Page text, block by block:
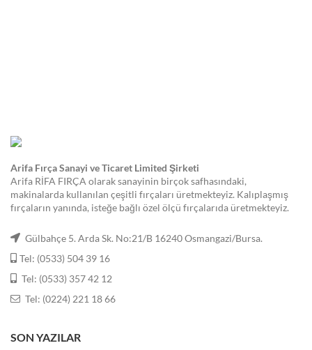
Arifa Fırça Sanayi ve Ticaret Limited Şirketi
Arifa RİFA FIRÇA olarak sanayinin birçok safhasındaki,
makinalarda kullanılan çeşitli fırçaları üretmekteyiz. Kalıplaşmış
fırçaların yanında, isteğe bağlı özel ölçü fırçalarıda üretmekteyiz.
Gülbahçe 5. Arda Sk. No:21/B 16240 Osmangazi/Bursa.
Tel: (0533) 504 39 16
Tel: (0533) 357 42 12
Tel: (0224) 221 18 66
SON YAZILAR